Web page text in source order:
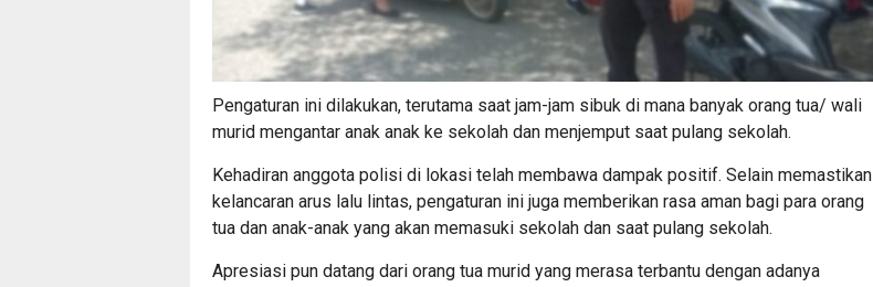
Pengaturan ini dilakukan, terutama saat jam-jam sibuk di mana banyak orang tua/ wali
murid mengantar anak anak ke sekolah dan menjemput saat pulang sekolah.
Kehadiran anggota polisi di lokasi telah membawa dampak positif. Selain memastikan
kelancaran arus lalu lintas, pengaturan ini juga memberikan rasa aman bagi para orang
tua dan anak-anak yang akan memasuki sekolah dan saat pulang sekolah.
Apresiasi pun datang dari orang tua murid yang merasa terbantu dengan adanya